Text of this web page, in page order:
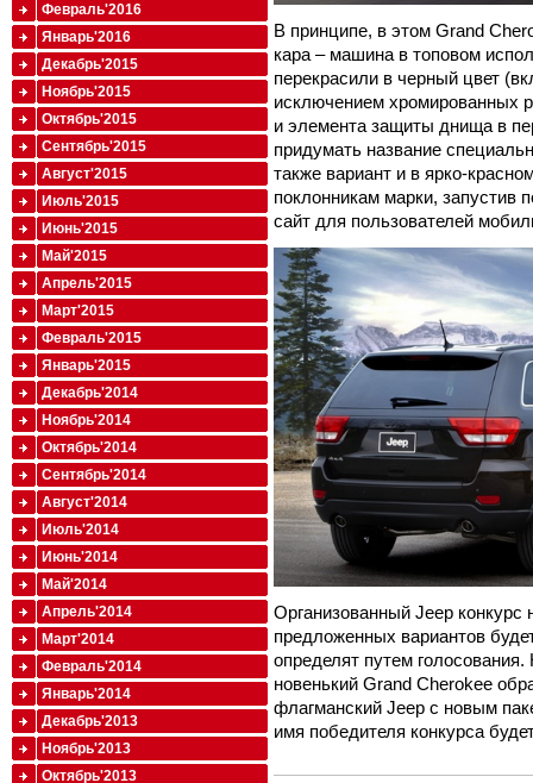
В принципе, в этом Grand
кара – машина в топовом
перекрасили в черный цвет
исключением хромированных
и элемента защиты днища в
придумать название
также вариант и в ярко-
поклонникам марки, запустив
сайт для пользователей
Организованный Jeep конкурс
предложенных вариантов
определят путем
новенький Grand Cherokee
флагманский Jeep с новым
имя победителя конкурса
Февраль'2016
Январь'2016
Декабрь'2015
Ноябрь'2015
Октябрь'2015
Сентябрь'2015
Август'2015
Июль'2015
Июнь'2015
Май'2015
Апрель'2015
Март'2015
Февраль'2015
Январь'2015
Декабрь'2014
Ноябрь'2014
Октябрь'2014
Сентябрь'2014
Август'2014
Июль'2014
Июнь'2014
Май'2014
Апрель'2014
Март'2014
Февраль'2014
Январь'2014
Декабрь'2013
Ноябрь'2013
Октябрь'2013